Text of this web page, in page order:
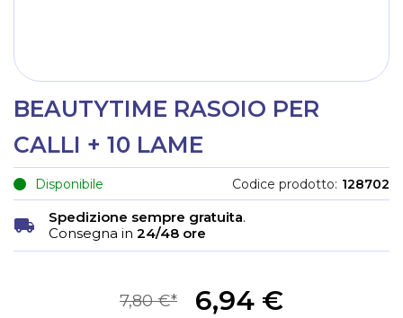
BEAUTYTIME RASOIO PER
CALLI + 10 LAME
Disponibile Codice prodotto 128702
Spedizione sempre gratuita.
Consegna in 24/48 ore
6,94 €
7,80 €